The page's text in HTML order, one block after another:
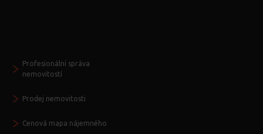
Profesionální správa
nemovitostí
Prodej nemovitosti
Cenová mapa nájemného